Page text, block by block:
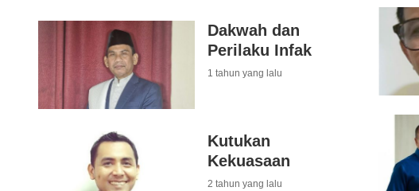
Dakwah dan
Perilaku Infak
1 tahun yang lalu
Kutukan
Kekuasaan
2 tahun yang lalu